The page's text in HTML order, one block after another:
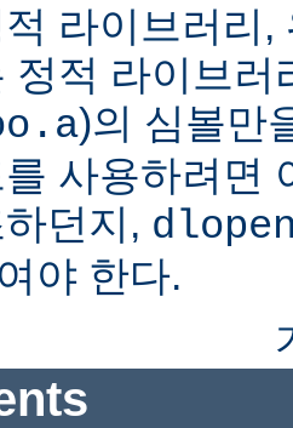
라이브러리,
정적 라이브러
)의 심볼만
사용하려면
던지,
야 한다.